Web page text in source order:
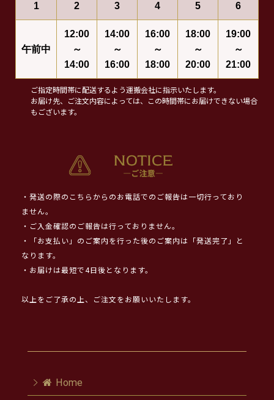
1 2 3 4 5 6
午前中
12:00
～
14:00
14:00
～
16:00
16:00
～
18:00
18:00
～
20:00
19:00
～
21:00
ご指定時間帯に配送するよう運搬会社に指示いたします。
お届け先、ご注文内容によっては、この時間帯にお届けできない場合
もございます。
・発送の際のこちらからのお電話でのご報告は一切行っており
ません。
・ご入金確認のご報告は行っておりません。
・「お支払い」のご案内を行った後のご案内は「発送完了」と
なります。
・お届けは最短で4日後となります。
以上をご了承の上、ご注文をお願いいたします。
Home